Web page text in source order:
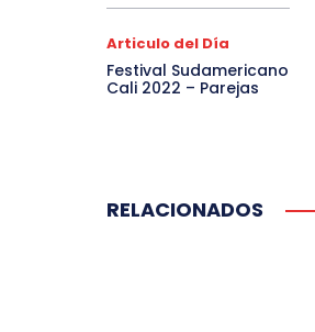
Articulo del Día
Festival Sudamericano
Cali 2022 – Parejas
RELACIONADOS